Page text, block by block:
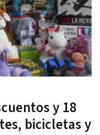
y 18
bicicletas y